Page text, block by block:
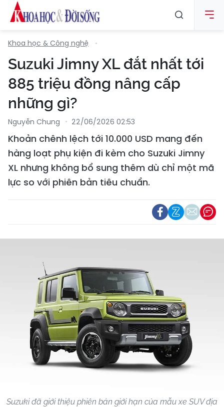
Khoa học & Công nghệ
Suzuki Jimny XL đắt nhất tới
885 triệu đồng nâng cấp
những gì?
Nguyễn Chung 22/06/2026 02:53
Khoản chênh lệch tới 10.000 USD mang đến
hàng loạt phụ kiện đi kèm cho Suzuki Jimny
XL nhưng không bổ sung thêm dù chỉ một mã
lực so với phiên bản tiêu chuẩn.
Suzuki đã giới thiệu phiên bản giới hạn của mẫu xe SUV địa